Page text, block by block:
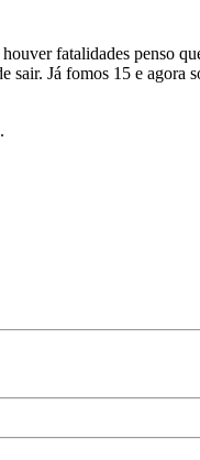
fatalidades penso
Já fomos 15 e agora